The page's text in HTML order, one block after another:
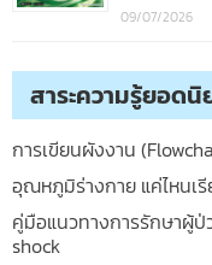
09/07/2026
สาระความรู้ยอดนิ
การเขียนผังงาน
อุณหภูมิร่างกาย แค่ไหนเ
คู่มือแนวทางการรักษาผู้
shock